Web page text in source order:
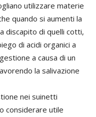
utilizzare materie
quando si aumenti la
discapito di quelli cotti,
di acidi organici a
a causa di un
la salivazione
nei suinetti
considerare utile